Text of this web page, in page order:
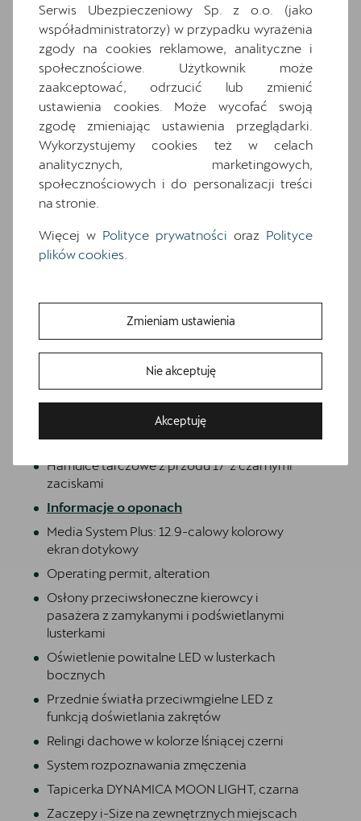
Bezpłatna Jazda Próbna
Umów wizytę serwisową
Skorzystaj z usług najlepszego serwis CUPRA w Polsce -
CUPRA Studio Poznań - Suchy Las.
Wybrane elementy
wyposażenia
Ten samochód bazuje na wersji Terramar VZ.
Zapoznaj się z wybranymi elementami jego
wyposażenia. O pełną specyfikację zapytaj
dealera.
Wyposażenie standardowe
Wyposażenie dodatkowe i pakiety
2 gniazda USB typu C z przodu i 2 typu C z
boczne, 2 kurtyny powietrzne, poduszka
Awaryjne wspomaganie kierowaniem i
Dwupoziomowa podłoga bagażnika
Extended pedestrian protection
Gniazdo 12V z przodu i 230V w bagażniku
Hamulce tarczowe z przodu 17' z czarnymi
zaciskami
Informacje o oponach
Media System Plus: 12.9-calowy kolorowy
ekran dotykowy
Operating permit, alteration
Osłony przeciwsłoneczne kierowcy i
pasażera z zamykanymi i podświetlanymi
lusterkami
Oświetlenie powitalne LED w lusterkach
bocznych
Przednie światła przeciwmgielne LED z
funkcją doświetlania zakrętów
Relingi dachowe w kolorze lśniącej czerni
System rozpoznawania zmęczenia
Tapicerka DYNAMICA MOON LIGHT, czarna
Zaczepy i-Size na zewnętrznych miejscach
Serwis Ubezpieczeniowy Sp. z o.o. (jako
współadministratorzy) w przypadku wyrażenia
zgody na cookies reklamowe, analityczne i
społecznościowe. Użytkownik może
zaakceptować, odrzucić lub zmienić
ustawienia cookies. Może wycofać swoją
zgodę zmieniając ustawienia przeglądarki.
Wykorzystujemy cookies też w celach
analitycznych, marketingowych,
społecznościowych i do personalizacji treści
na stronie.
Więcej w Polityce prywatności oraz Polityce
plików cookies
Zmieniam ustawienia
Nie akceptuję
Akceptuję